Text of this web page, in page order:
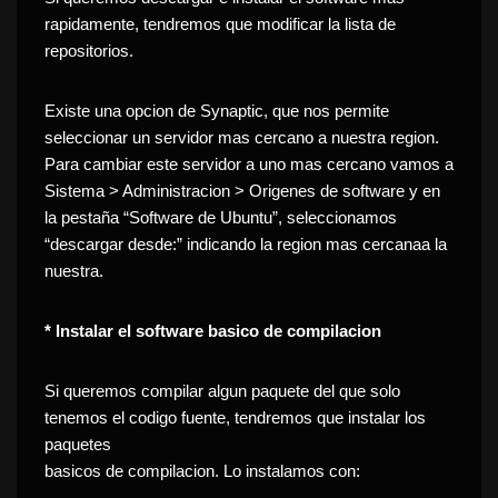
rapidamente, tendremos que modificar la lista de
repositorios.
Existe una opcion de Synaptic, que nos permite
seleccionar un servidor mas cercano a nuestra region.
Para cambiar este servidor a uno mas cercano vamos a
Sistema > Administracion > Origenes de software y en
la pestaña “Software de Ubuntu”, seleccionamos
“descargar desde:” indicando la region mas cercanaa la
nuestra.
* Instalar el software basico de compilacion
Si queremos compilar algun paquete del que solo
tenemos el codigo fuente, tendremos que instalar los
paquetes
basicos de compilacion. Lo instalamos con: